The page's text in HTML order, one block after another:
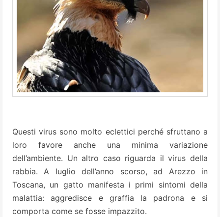
Questi virus sono molto eclettici perché sfruttano a
loro favore anche una minima variazione
dell’ambiente. Un altro caso riguarda il virus della
rabbia. A luglio dell’anno scorso, ad Arezzo in
Toscana, un gatto manifesta i primi sintomi della
malattia: aggredisce e graffia la padrona e si
comporta come se fosse impazzito.